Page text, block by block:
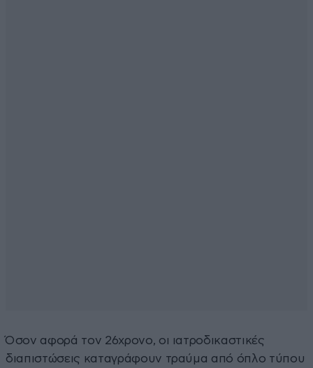
Όσον αφορά τον 26χρονο, οι ιατροδικαστικές
διαπιστώσεις καταγράφουν τραύμα από όπλο τύπου